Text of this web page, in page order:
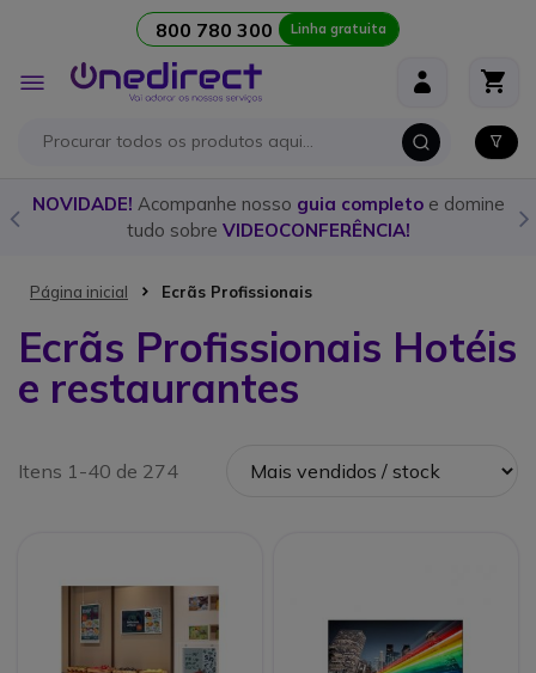
800 780 300 Linha gratuita
Alternar
Nav
nossoguia completo e domine
VIDEOCONFERÊNCIA!
Descubra owalkie
nosso
Página inicial Ecrãs Profissionais
Ecrãs Profissionais Hotéis
e restaurantes
Itens 1-40 de 274